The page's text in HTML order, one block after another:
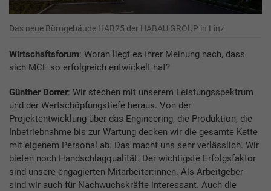
Das neue Bürogebäude HAB25 der HABAU GROUP in Linz
Wirtschaftsforum: Woran liegt es Ihrer Meinung nach, dass
sich MCE so erfolgreich entwickelt hat?
Günther Dorrer: Wir stechen mit unserem Leistungsspektrum
und der Wertschöpfungstiefe heraus. Von der
Projektentwicklung über das Engineering, die Produktion, die
Inbetriebnahme bis zur Wartung decken wir die gesamte Kette
mit eigenem Personal ab. Das macht uns sehr verlässlich. Wir
bieten noch Handschlagqualität. Der wichtigste Erfolgsfaktor
sind unsere engagierten Mitarbeiter:innen. Als Arbeitgeber
sind wir auch für Nachwuchskräfte interessant. Auch die